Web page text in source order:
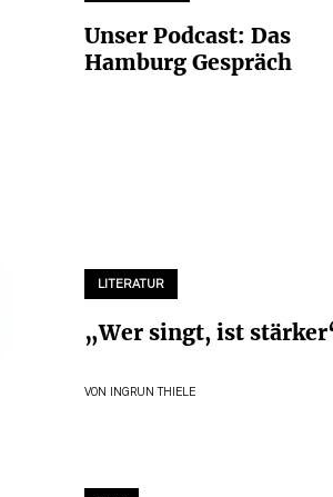
Unser Podcast: Das
Hamburg Gespräch
LITERATUR
„Wer singt, ist
VON INGRUN THIELE